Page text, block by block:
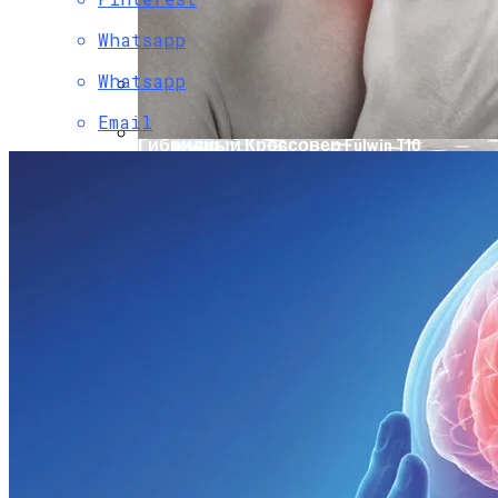
Как Снять Офис: Советы По Выбору И
Chery Выводит На Рынок Новый
Гибридный Кроссовер Fulwin T10
Whatsapp
Whatsapp
Email